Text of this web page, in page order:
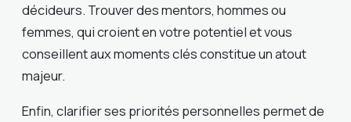
décideurs. Trouver des mentors, hommes ou
femmes, qui croient en votre potentiel et vous
conseillent aux moments clés constitue un atout
majeur.
Enfin, clarifier ses priorités personnelles permet de